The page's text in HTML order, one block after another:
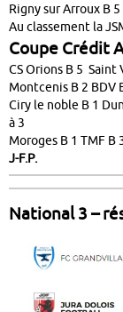
Rigny sur Arroux B 5
Au classement la
Coupe Crédit
CS Orions B 5 Saint
Montcenis B 2 BDV
Ciry le noble B 1
à 3
Moroges B 1 TMF B
J-F.P.
National 3 –